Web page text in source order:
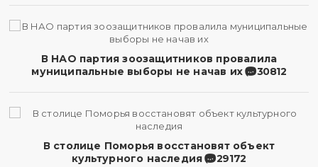
В НАО партия зоозащитников провалила
муниципальные выборы не начав их
30812
В столице Поморья восстановят объект
культурного наследия
29172